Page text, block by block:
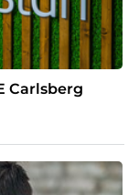
Carlsberg